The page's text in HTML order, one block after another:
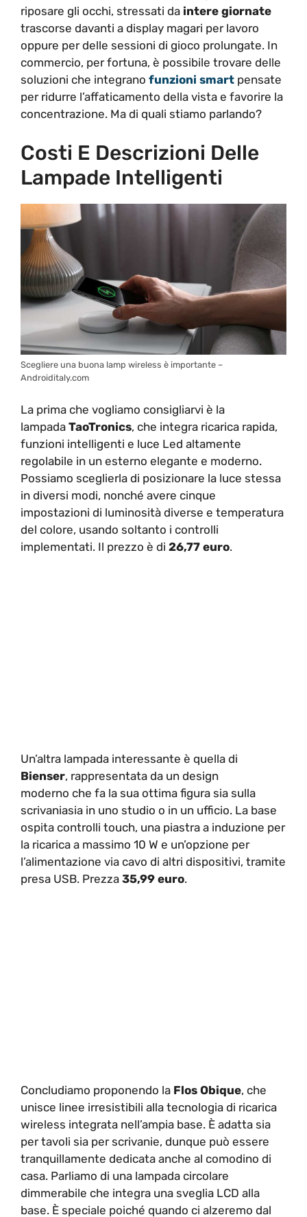
riposare gli occhi, stressati da intere giornate
trascorse davanti a display magari per lavoro
oppure per delle sessioni di gioco prolungate. In
commercio, per fortuna, è possibile trovare delle
soluzioni che integrano funzioni smart pensate
per ridurre l’affaticamento della vista e favorire la
concentrazione. Ma di quali stiamo parlando?
Costi E Descrizioni Delle
Lampade Intelligenti
Scegliere una buona lamp wireless è importante –
Androiditaly.com
La prima che vogliamo consigliarvi è la
lampada TaoTronics, che integra ricarica rapida,
funzioni intelligenti e luce Led altamente
regolabile in un esterno elegante e moderno.
Possiamo sceglierla di posizionare la luce stessa
in diversi modi, nonché avere cinque
impostazioni di luminosità diverse e temperatura
del colore, usando soltanto i controlli
implementati. Il prezzo è di 26,77 euro.
Un’altra lampada interessante è quella di
Bienser, rappresentata da un design
moderno che fa la sua ottima figura sia sulla
scrivaniasia in uno studio o in un ufficio. La base
ospita controlli touch, una piastra a induzione per
la ricarica a massimo 10 W e un’opzione per
l’alimentazione via cavo di altri dispositivi, tramite
presa USB. Prezza 35,99 euro.
Concludiamo proponendo la Flos Obique, che
unisce linee irresistibili alla tecnologia di ricarica
wireless integrata nell’ampia base. È adatta sia
per tavoli sia per scrivanie, dunque può essere
tranquillamente dedicata anche al comodino di
casa. Parliamo di una lampada circolare
dimmerabile che integra una sveglia LCD alla
base. È speciale poiché quando ci alzeremo dal